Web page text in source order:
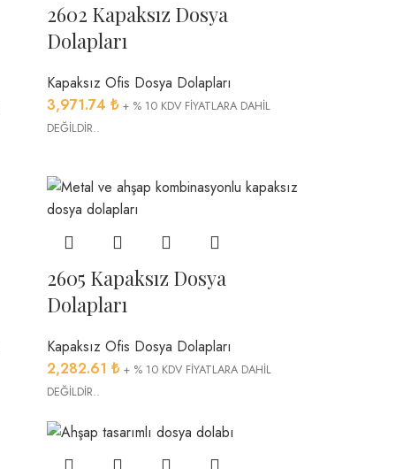
2602 Kapaksız Dosya
Dolapları
Kapaksız Ofis Dosya Dolapları
3,971.74₺ + % 10 KDV FİYATLARA DAHİL
DEĞİLDİR..
2605 Kapaksız Dosya
Dolapları
Kapaksız Ofis Dosya Dolapları
2,282.61₺ + % 10 KDV FİYATLARA DAHİL
DEĞİLDİR..